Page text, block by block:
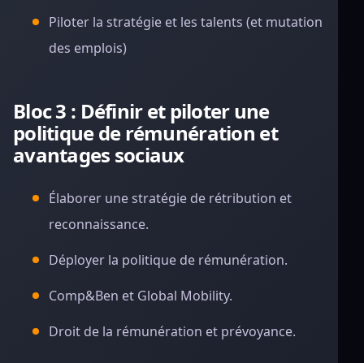
Piloter la stratégie et les talents (et mutation
des emplois)
Bloc 3 : Définir et piloter une
politique de rémunération et
avantages sociaux
Élaborer une stratégie de rétribution et
reconnaissance.
Déployer la politique de rémunération.
Comp&Ben et Global Mobility.
Droit de la rémunération et prévoyance.